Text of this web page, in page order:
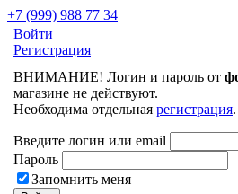
+7 (999) 988 77 34
Войти
Регистрация
ВНИМАНИЕ! Логин и пароль от
магазине не действуют.
Необходима отдельная регистрация.
Введите логин или email
Пароль
Запомнить меня